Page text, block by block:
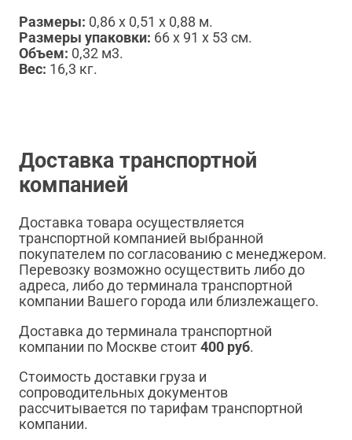
Размеры: 0,86 x 0,51 x 0,88 м.
Размеры упаковки: 66 х 91 х 53 см.
Объем: 0,32 м3.
Вес: 16,3 кг.
Доставка транспортной
компанией
Доставка товара осуществляется
транспортной компанией выбранной
покупателем по согласованию с менеджером.
Перевозку возможно осуществить либо до
адреса, либо до терминала транспортной
компании Вашего города или близлежащего.
Доставка до терминала транспортной
компании по Москве стоит400 руб.
Стоимость доставки груза и
сопроводительных документов
рассчитывается по тарифам транспортной
компании.